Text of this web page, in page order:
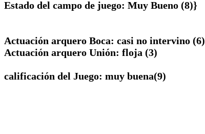
Estado del campo de juego: Muy Bueno (8)}
Actuación arquero Boca: casi no intervino (6)
Actuación arquero Unión: floja (3)
calificación del Juego: muy buena(9)